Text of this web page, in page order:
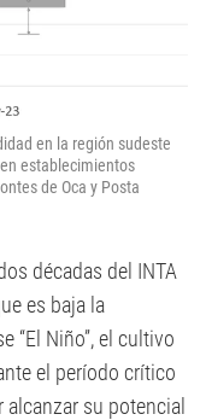
en la región sudeste
establecimientos
de Oca y Posta
décadas del INTA
es baja la
“El Niño”, el cultivo
el período crítico
alcanzar su potencial